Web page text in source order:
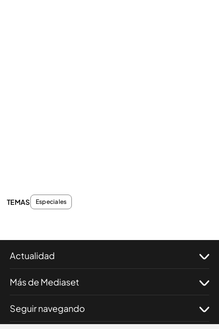
TEMAS Especiales
Actualidad
Más de Mediaset
Seguir navegando